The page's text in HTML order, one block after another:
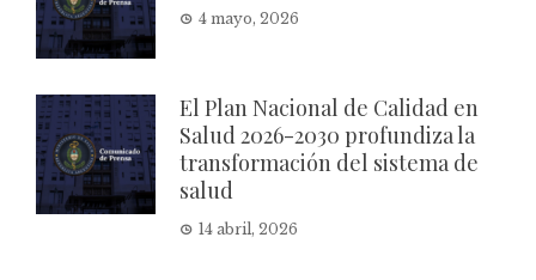
4 mayo, 2026
El Plan Nacional de Calidad en
Salud 2026-2030 profundiza la
transformación del sistema de
salud
14 abril, 2026